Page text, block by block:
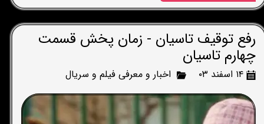
رفع توقیف تاسیان - زمان پخش قسمت
چهارم تاسیان
۱۴ اسفند ۰۳ اخبار و معرفی فیلم و سریال